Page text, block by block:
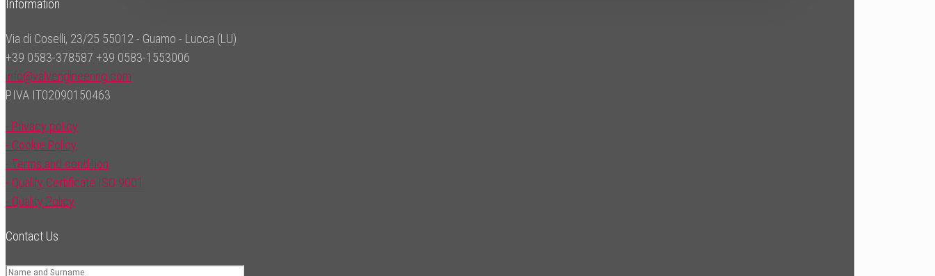
Information
Via di Coselli, 23/25 55012 - Guamo - Lucca (LU)
+39 0583-378587 +39 0583-1553006
info@valvengineering.com
P.IVA IT02090150463
- Privacy policy
- Cookie Policy
- Terms and condition
- Quality Certificate ISO 9001
- Quality Policy
Contact Us